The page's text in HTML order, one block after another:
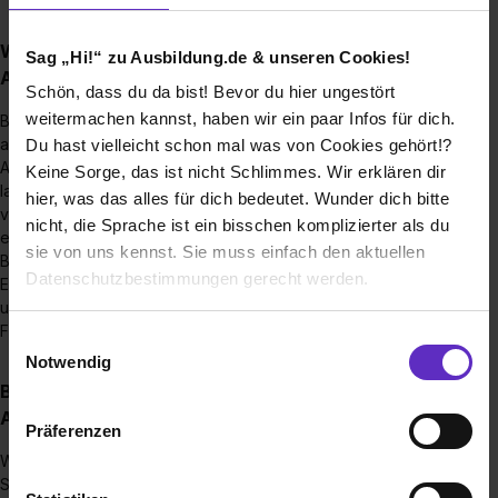
Sag „Hi!“ zu Ausbildung.de & unseren Cookies!
Schön, dass du da bist! Bevor du hier ungestört
weitermachen kannst, haben wir ein paar Infos für dich.
Du hast vielleicht schon mal was von Cookies gehört!?
Keine Sorge, das ist nicht Schlimmes. Wir erklären dir
hier, was das alles für dich bedeutet. Wunder dich bitte
nicht, die Sprache ist ein bisschen komplizierter als du
sie von uns kennst. Sie muss einfach den aktuellen
Datenschutzbestimmungen gerecht werden.
Benutzung der Webseite getroffenen Einstellungen zu
Webseite zu analysieren („Statistiken“), um
Notwendig
Präferenzen
Wie sieht der Bewerbungsprozess für eine
Ausbildungsstelle bei Ihnen aus?
Bitte bewerben Sie sich direkt online mit Ihrem Anschreiben,
aktuellen Lebenslauf und Ihrem letzten Schulzeugnis.
Anschließend schauen wir uns die Bewerbungen an und
laden Sie zu einem Erstgespräch ein. Sollte dieses positiv
verlaufen, werden Sie zu einem weiteren Gespräch
eingeladen.
Bei unseren dualen Studierenden führt der Fachbereich das
Erst- und die Personalabteilung das Zweitgespräch. Bei
unseren Auszubildenden sind wir im Erst- und der
Fachbereich im Zweitgespräch vertreten.
Bis wann muss man sich für einen
Ausbildungsplatz bewerben?
Wir haben keine Deadline für Bewerbungen. Solange die
Stellen ausgeschrieben sind, können Sie sich bei uns